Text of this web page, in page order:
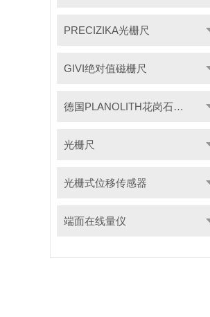
PRECIZIKA光栅尺
GIVI绝对值磁栅尺
德国PLANOLITH花岗石检具
光栅尺
光栅式位移传感器
端面在线量仪